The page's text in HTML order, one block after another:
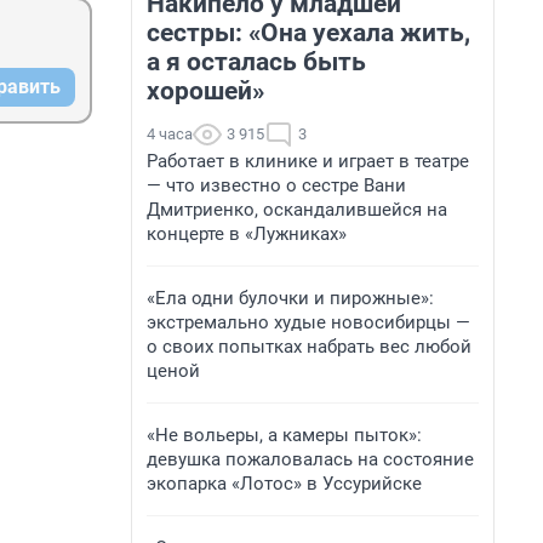
сестры: «Она уехала жить,
а я осталась быть
хорошей»
4 часа 3 915 3
Работает в клинике и играет в театре
— что известно о сестре Вани
Дмитриенко, оскандалившейся на
концерте в «Лужниках»
«Ела одни булочки и пирожные»:
экстремально худые новосибирцы —
о своих попытках набрать вес любой
ценой
«Не вольеры, а камеры пыток»:
девушка пожаловалась на состояние
экопарка «Лотос» в Уссурийске